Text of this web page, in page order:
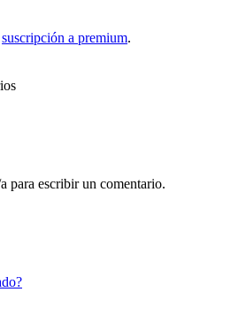
suscripción a premium.
para escribir un comentario.